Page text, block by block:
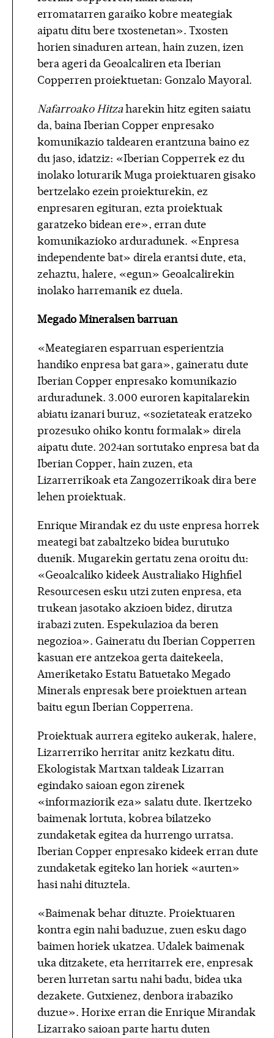
erromatarren garaiko kobre meategiak
aipatu ditu bere txostenetan». Txosten
horien sinaduren artean, hain zuzen, izen
bera ageri da Geoalcaliren eta Iberian
Copperren proiektuetan: Gonzalo Mayoral.
Nafarroako Hitzaharekin hitz egiten saiatu
da, baina Iberian Copper enpresako
komunikazio taldearen erantzuna baino ez
du jaso, idatziz: «Iberian Copperrek ez du
inolako loturarik Muga proiektuaren gisako
bertzelako ezein proiekturekin, ez
enpresaren egituran, ezta proiektuak
garatzeko bidean ere», erran dute
komunikazioko arduradunek. «Enpresa
independente bat» direla erantsi dute, eta,
zehaztu, halere, «egun» Geoalcalirekin
inolako harremanik ez duela.
Megado Mineralsen barruan
«Meategiaren esparruan esperientzia
handiko enpresa bat gara», gaineratu dute
Iberian Copper enpresako komunikazio
arduradunek. 3.000 euroren kapitalarekin
abiatu izanari buruz, «sozietateak eratzeko
prozesuko ohiko kontu formalak» direla
aipatu dute. 2024an sortutako enpresa bat da
Iberian Copper, hain zuzen, eta
Lizarrerrikoak eta Zangozerrikoak dira bere
lehen proiektuak.
Enrique Mirandak ez du uste enpresa horrek
meategi bat zabaltzeko bidea burutuko
duenik. Mugarekin gertatu zena oroitu du:
«Geoalcaliko kideek Australiako Highfiel
Resourcesen esku utzi zuten enpresa, eta
trukean jasotako akzioen bidez, dirutza
irabazi zuten. Espekulazioa da beren
negozioa». Gaineratu du Iberian Copperren
kasuan ere antzekoa gerta daitekeela,
Ameriketako Estatu Batuetako Megado
Minerals enpresak bere proiektuen artean
baitu egun Iberian Copperrena.
Proiektuak aurrera egiteko aukerak, halere,
Lizarrerriko herritar anitz kezkatu ditu.
Ekologistak Martxan taldeak Lizarran
egindako saioan egon zirenek
«informaziorik eza» salatu dute. Ikertzeko
baimenak lortuta, kobrea bilatzeko
zundaketak egitea da hurrengo urratsa.
Iberian Copper enpresako kideek erran dute
zundaketak egiteko lan horiek «aurten»
hasi nahi dituztela.
«Baimenak behar dituzte. Proiektuaren
kontra egin nahi baduzue, zuen esku dago
baimen horiek ukatzea. Udalek baimenak
uka ditzakete, eta herritarrek ere, enpresak
beren lurretan sartu nahi badu, bidea uka
dezakete. Gutxienez, denbora irabaziko
duzue». Horixe erran die Enrique Mirandak
Lizarrako saioan parte hartu duten